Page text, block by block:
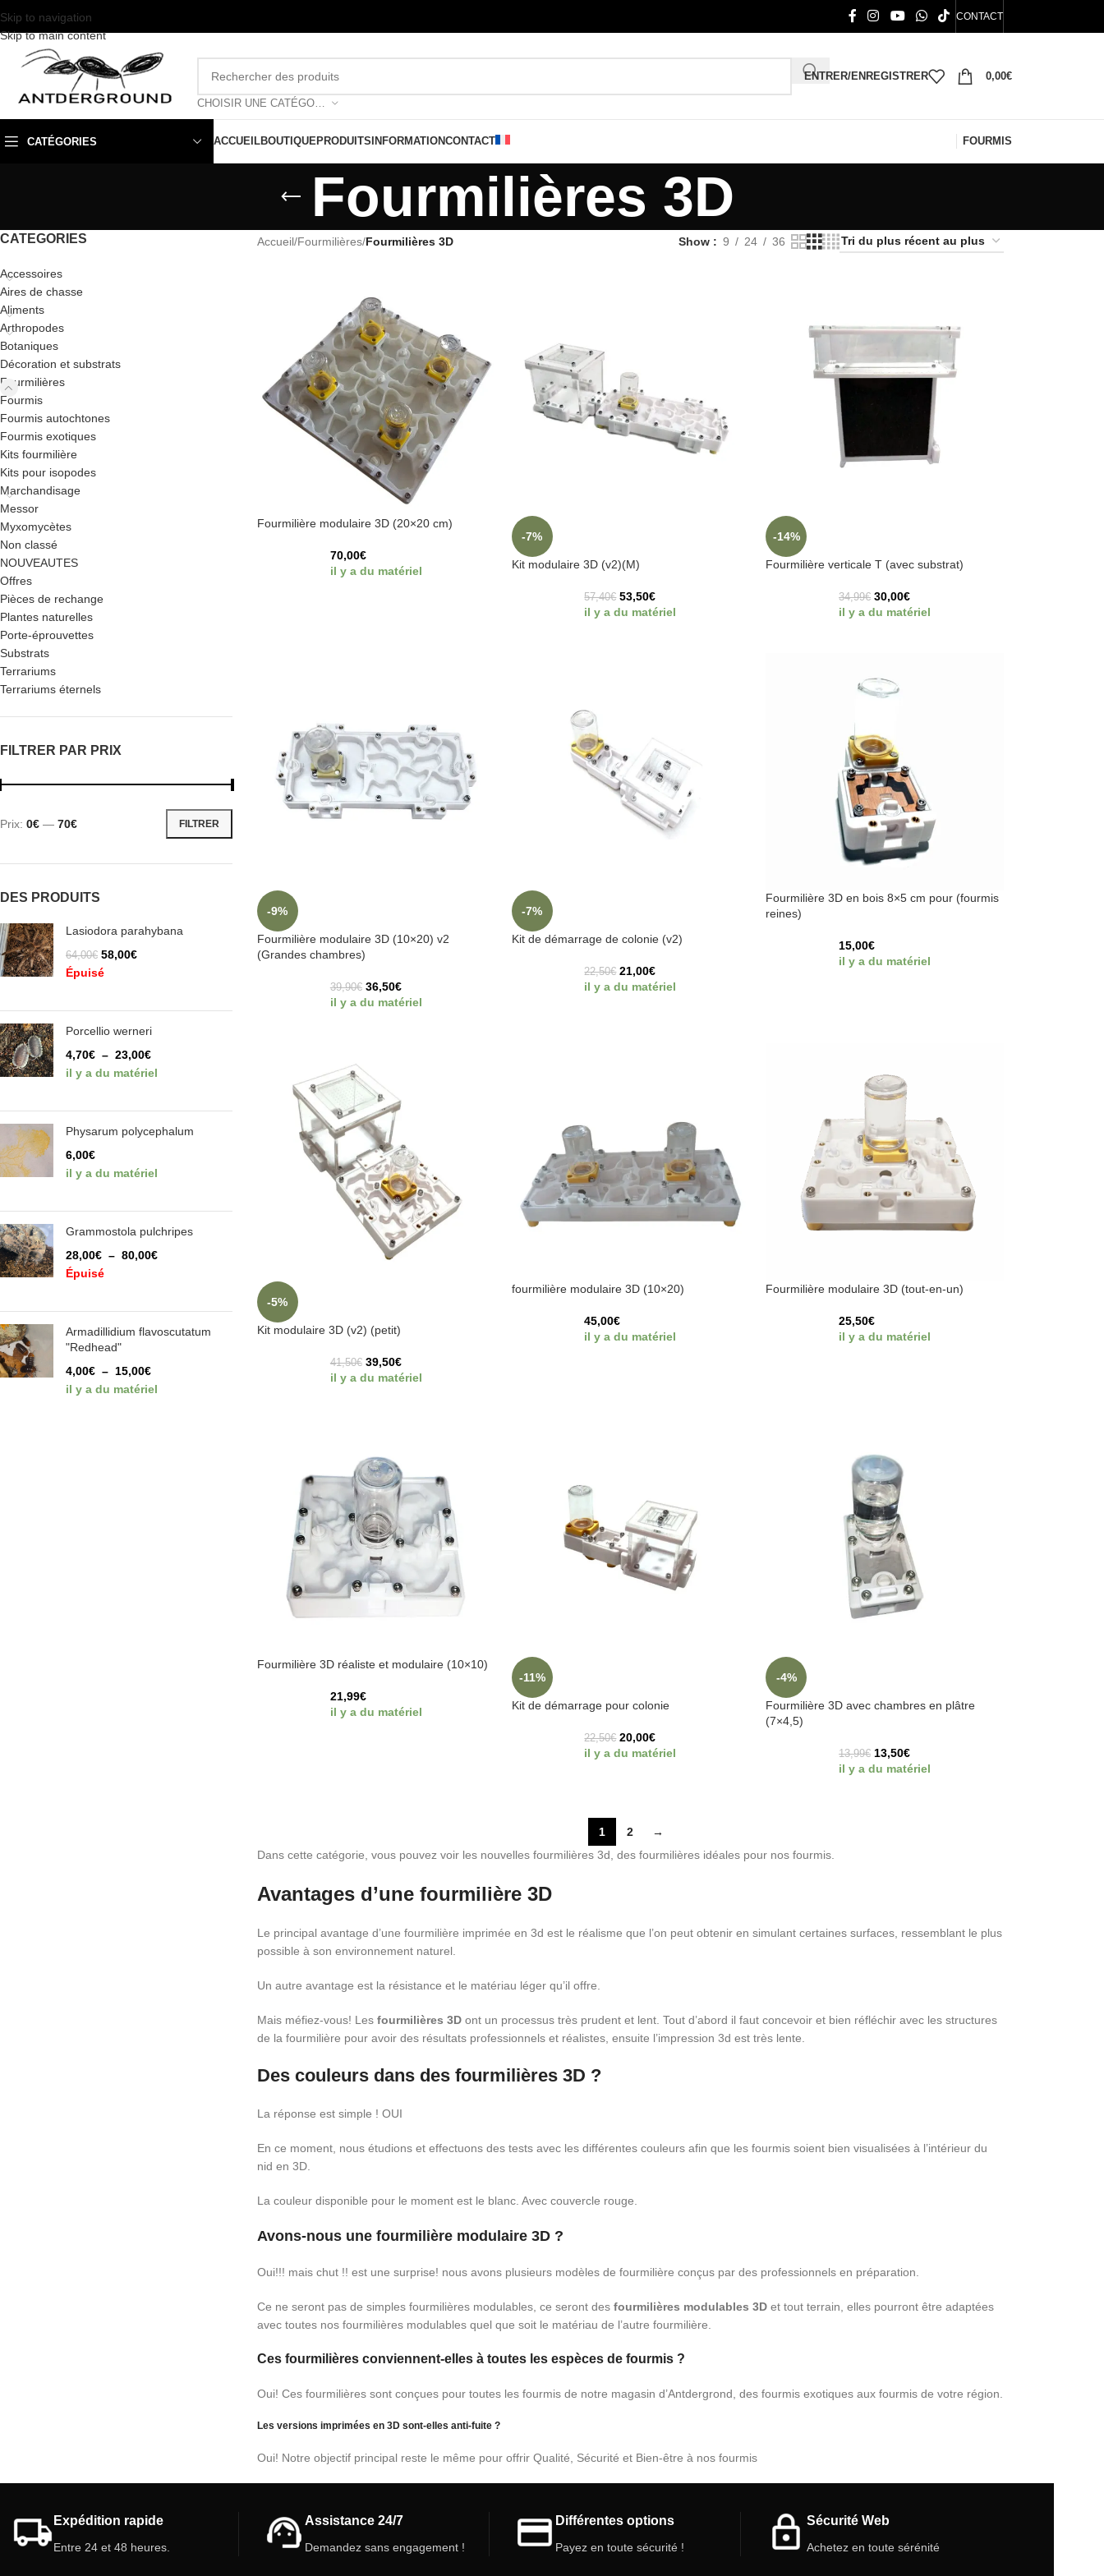
Skip to navigation
Skip to main content
CONTACT
ENTRER/ENREGISTRER 0,00€
CATÉGORIES ACCUEILBOUTIQUEPRODUITS INFORMATIONCONTACT FOURMIS
Fourmilières 3D
CATEGORIES
Accessoires
Aires de chasse
Aliments
Arthropodes
Botaniques
Décoration et substrats
Fourmilières
Fourmis
Fourmis autochtones
Fourmis exotiques
Kits fourmilière
Kits pour isopodes
Marchandisage
Messor
Myxomycètes
Non classé
NOUVEAUTES
Offres
Pièces de rechange
Plantes naturelles
Porte-éprouvettes
Substrats
Terrariums
Terrariums éternels
FILTRER PAR PRIX
FILTRER
Prix: 0€ — 70€
DES PRODUITS
Lasiodora parahybana
64,00€ 58,00€
Épuisé
Porcellio werneri
4,70€ – 23,00€
il y a du matériel
Physarum polycephalum
6,00€
il y a du matériel
Grammostola pulchripes
28,00€ – 80,00€
Épuisé
Armadillidium flavoscutatum
"Redhead"
4,00€ – 15,00€
il y a du matériel
Accueil/Fourmilières/Fourmilières 3D Show 9 24 36
Fourmilière modulaire 3D (20×20 cm)
70,00€
il y a du matériel
-7%
Kit modulaire 3D (v2)(M)
57,40€ 53,50€
il y a du matériel
-14%
Fourmilière verticale T (avec substrat)
34,99€ 30,00€
il y a du matériel
-9%
Fourmilière modulaire 3D (10×20) v2
(Grandes chambres)
39,90€ 36,50€
il y a du matériel
-7%
Kit de démarrage de colonie (v2)
22,50€ 21,00€
il y a du matériel
Fourmilière 3D en bois 8×5 cm pour (fourmis
reines)
15,00€
il y a du matériel
-5%
Kit modulaire 3D (v2) (petit)
41,50€ 39,50€
il y a du matériel
fourmilière modulaire 3D (10×20)
45,00€
il y a du matériel
Fourmilière modulaire 3D (tout-en-un)
25,50€
il y a du matériel
Fourmilière 3D réaliste et modulaire (10×10)
21,99€
il y a du matériel
-11%
Kit de démarrage pour colonie
22,50€ 20,00€
il y a du matériel
-4%
Fourmilière 3D avec chambres en plâtre
(7×4,5)
13,99€ 13,50€
il y a du matériel
1 2
→
Dans cette catégorie, vous pouvez voir les nouvelles fourmilières 3d, des fourmilières idéales pour nos fourmis.
Avantages d’une fourmilière 3D
Le principal avantage d’une fourmilière imprimée en 3d est le réalisme que l’on peut obtenir en simulant certaines surfaces, ressemblant le plus
possible à son environnement naturel.
Un autre avantage est la résistance et le matériau léger qu’il offre.
Mais méfiez-vous! Lesfourmilières 3Dont un processus très prudent et lent. Tout d’abord il faut concevoir et bien réfléchir avec les structures
de la fourmilière pour avoir des résultats professionnels et réalistes, ensuite l’impression 3d est très lente.
Des couleurs dans des fourmilières 3D ?
La réponse est simple ! OUI
En ce moment, nous étudions et effectuons des tests avec les différentes couleurs afin que les fourmis soient bien visualisées à l’intérieur du
nid en 3D.
La couleur disponible pour le moment est le blanc. Avec couvercle rouge.
Avons-nous une fourmilière modulaire 3D ?
Oui!!! mais chut !! est une surprise! nous avons plusieurs modèles de fourmilière conçus par des professionnels en préparation.
Ce ne seront pas de simples fourmilières modulables, ce seront des fourmilières modulables 3Det tout terrain, elles pourront être adaptées
avec toutes nos fourmilières modulables quel que soit le matériau de l’autre fourmilière.
Ces fourmilières conviennent-elles à toutes les espèces de fourmis ?
Oui! Ces fourmilières sont conçues pour toutes les fourmis de notre magasin d’Antdergrond, des fourmis exotiques aux fourmis de votre région.
Les versions imprimées en 3D sont-elles anti-fuite ?
Oui! Notre objectif principal reste le même pour offrir Qualité, Sécurité et Bien-être à nos fourmis
Expédition rapide
Entre 24 et 48 heures.
Assistance 24/7
Demandez sans engagement !
Différentes options
Payez en toute sécurité !
Sécurité Web
Achetez en toute sérénité